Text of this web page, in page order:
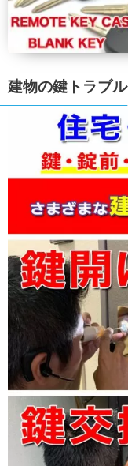
建物の鍵トラブル